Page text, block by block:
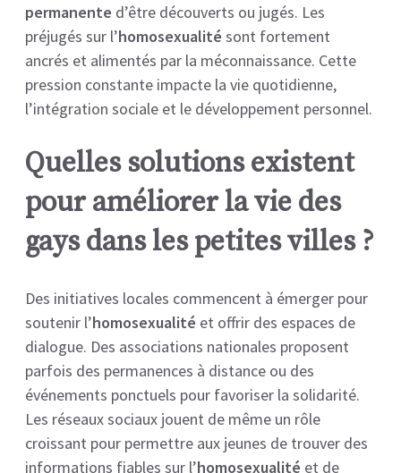
permanente d’être découverts ou jugés. Les
préjugés sur l’homosexualité sont fortement
ancrés et alimentés par la méconnaissance. Cette
pression constante impacte la vie quotidienne,
l’intégration sociale et le développement personnel.
Quelles solutions existent
pour améliorer la vie des
gays dans les petites villes ?
Des initiatives locales commencent à émerger pour
soutenir l’homosexualité et offrir des espaces de
dialogue. Des associations nationales proposent
parfois des permanences à distance ou des
événements ponctuels pour favoriser la solidarité.
Les réseaux sociaux jouent de même un rôle
croissant pour permettre aux jeunes de trouver des
informations fiables sur l’homosexualité et de